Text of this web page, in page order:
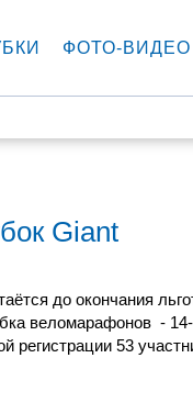
ФОТО-ВИДЕО
Giant
до окончания
веломарафонов -
регистрации 53